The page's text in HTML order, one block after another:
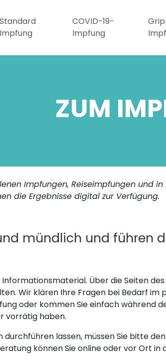
Standard
Impfung
COVID-19-
Impfung
ZUM
Impfungen, Reiseimpfungen und
die Ergebnisse digital zur Verfügung.
mündlich und führen
Über die Seiten des
Wir klären Ihre Fragen bei Bedarf im
oder kommen Sie einfach während
vorrätig haben.
durchführen lassen, müssen Sie bitte
können Sie online oder vor Ort